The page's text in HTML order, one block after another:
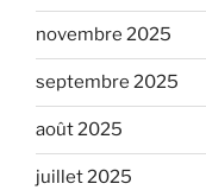
novembre 2025
septembre 2025
août 2025
juillet 2025